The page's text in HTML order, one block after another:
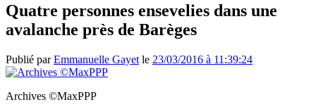
Quatre personnes ensevelies dans une
avalanche près de Barèges
Publié parEmmanuelle Gayet le 23/03/2016 à 11:39:24
Archives ©MaxPPP